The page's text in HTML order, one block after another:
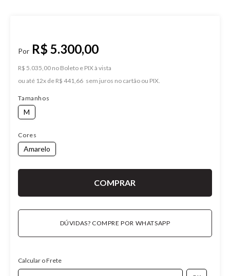
R$ 5.300,00
R$ 5.035,00 no Boleto e PIX
ou
12x de R$ 441,66
Tamanhos
M
Cores
Amarelo
DÚVIDAS? COMPRE POR WHATSAPP
Calcular o Frete